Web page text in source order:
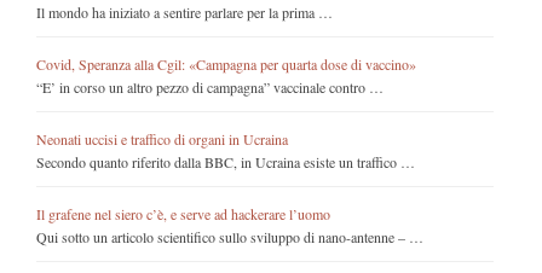
Il mondo ha iniziato a sentire parlare per la prima …
Covid, Speranza alla Cgil: «Campagna per quarta dose di vaccino»
“E’ in corso un altro pezzo di campagna” vaccinale contro …
Neonati uccisi e traffico di organi in Ucraina
Secondo quanto riferito dalla BBC, in Ucraina esiste un traffico …
Il grafene nel siero c’è, e serve ad hackerare l’uomo
Qui sotto un articolo scientifico sullo sviluppo di nano-antenne – …